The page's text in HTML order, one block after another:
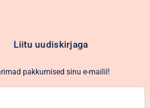
Liitu uudiskirjaga
pakkumised sinu e-mailil!